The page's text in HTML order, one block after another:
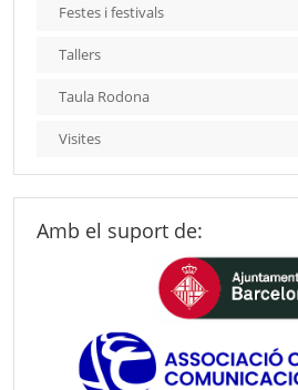
Festes i festivals
Tallers
Taula Rodona
Visites
Amb el suport de: